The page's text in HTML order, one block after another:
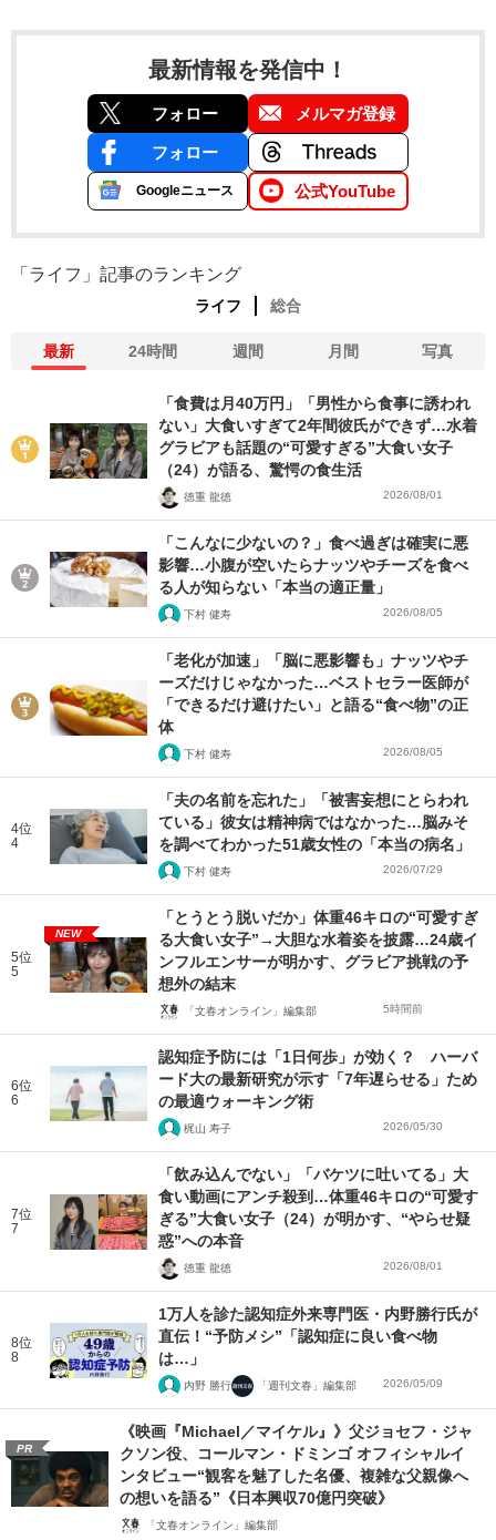
最新情報を発信中！
フォロー メルマガ登録
フォロー
Googleニュース 公式YouTube
「ライフ」記事のランキング
ライフ 総合
最新 24時間 週間 月間 写真
「食費は月40万円」「男性から食事に誘われ
ない」大食いすぎて2年間彼氏ができず…水着
グラビアも話題の“可愛すぎる”大食い女子
（24）が語る、驚愕の食生活
徳重 龍徳 2026/08/01
「こんなに少ないの？」食べ過ぎは確実に悪
影響…小腹が空いたらナッツやチーズを食べ
る人が知らない「本当の適正量」
下村 健寿 2026/08/05
「老化が加速」「脳に悪影響も」ナッツやチ
ーズだけじゃなかった…ベストセラー医師が
「できるだけ避けたい」と語る“食べ物”の正
体
下村 健寿 2026/08/05
4位
4
「夫の名前を忘れた」「被害妄想にとらわれ
ている」彼女は精神病ではなかった…脳みそ
を調べてわかった51歳女性の「本当の病名」
下村 健寿 2026/07/29
5位
5
NEW
「とうとう脱いだか」体重46キロの“可愛すぎ
る大食い女子”→大胆な水着姿を披露…24歳イ
ンフルエンサーが明かす、グラビア挑戦の予
想外の結末
「文春オンライン」編集部 5時間前
6位
6
認知症予防には「1日何歩」が効く？ ハーバ
ード大の最新研究が示す「7年遅らせる」ため
の最適ウォーキング術
梶山 寿子 2026/05/30
7位
7
「飲み込んでない」「バケツに吐いてる」大
食い動画にアンチ殺到…体重46キロの“可愛す
ぎる”大食い女子（24）が明かす、“やらせ疑
惑”への本音
徳重 龍徳 2026/08/01
8位
8
1万人を診た認知症外来専門医・内野勝行氏が
直伝！“予防メシ”「認知症に良い食べ物
は…」
内野 勝行 「週刊文春」編集部 2026/05/09
PR
《映画『Michael／マイケル』》父ジョセフ・ジャ
クソン役、コールマン・ドミンゴ オフィシャルイ
ンタビュー“観客を魅了した名優、複雑な父親像へ
の想いを語る”《日本興収70億円突破》
「文春オンライン」編集部